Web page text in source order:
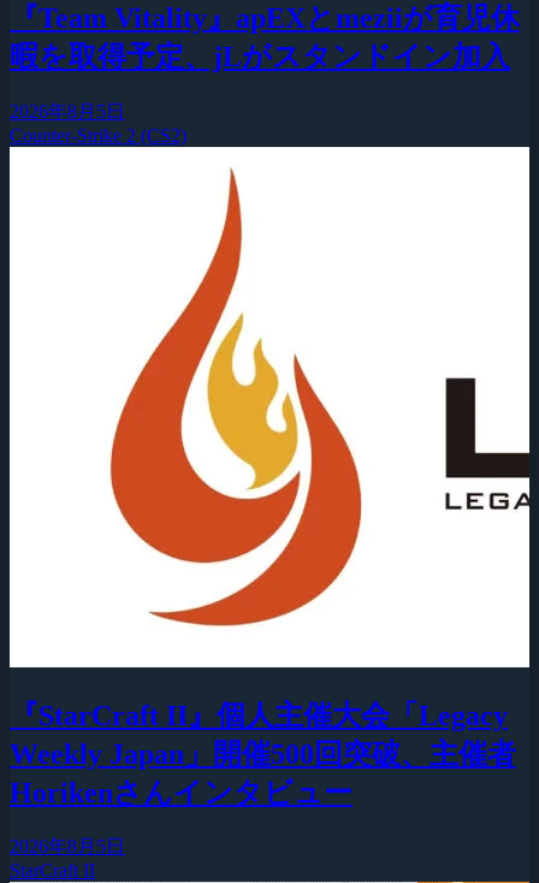
『Team Vitality』apEXとmeziiが育児休
暇を取得予定、jLがスタンドイン加入
2026年8月5日
Counter-Strike 2 (CS2)
『StarCraft II』個人主催大会「Legacy
Weekly Japan」開催500回突破、主催者
Horikenさんインタビュー
2026年8月5日
StarCraft II